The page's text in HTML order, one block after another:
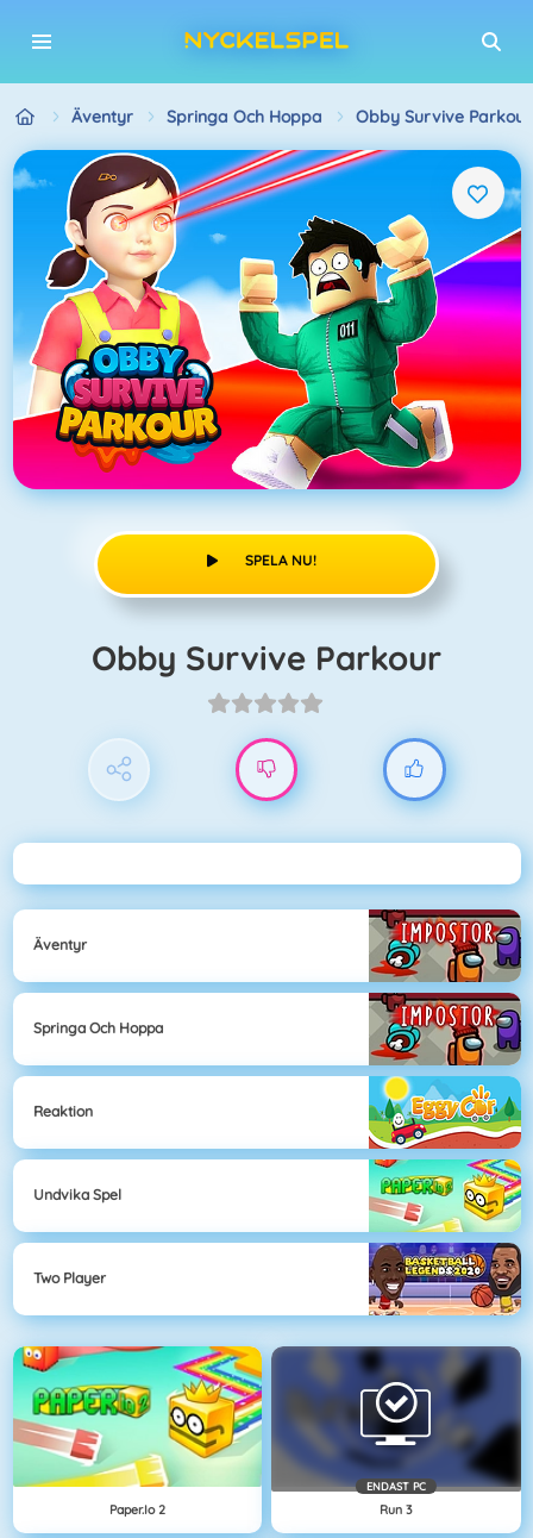
Äventyr Springa Och Hoppa Obby Survive Parkour
SPELA NU!
Obby Survive Parkour
Äventyr
Springa Och Hoppa
Reaktion
Undvika Spel
Two Player
Paper.io 2
ENDAST PC
Run 3